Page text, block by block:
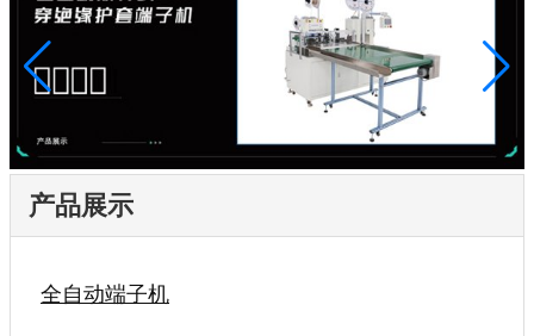
产品展示
全自动端子机